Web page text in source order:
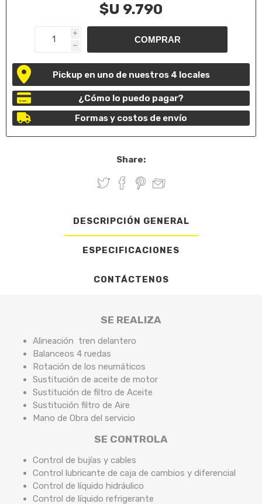
$U 9.790
i
h
Pickup en uno de nuestros 4 locales
¿Cómo lo puedo pagar?
Formas y costos de envío
Share:
DESCRIPCIÓN GENERAL
ESPECIFICACIONES
CONTÁCTENOS
SE REALIZA
Alineación tren delantero
Balanceos 4 ruedas
Rotación de los neumáticos
Sustitución de aceite de motor
Sustitución de filtro de Aceite
Sustitución filtro de Aire
Mano de Obra del servicio
SE CONTROLA
Control de bujías y cables
Control lubricante de caja de cambios y diferencial
Control de líquido hidráulico
Control de líquido refrigerante